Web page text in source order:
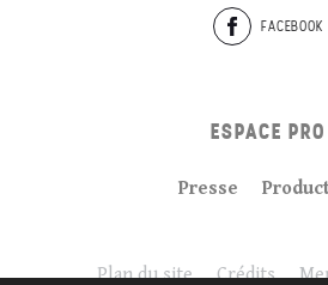
FACEBOOK
ESPACE PRO
Presse
Plan du site Crédits